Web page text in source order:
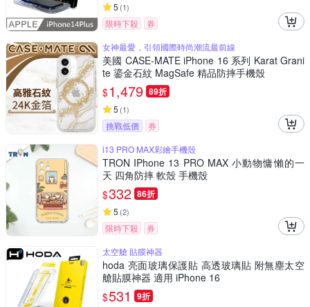
5 (1)
限時下殺
券
女神最愛，引領國際時尚潮流最前線
美國 CASE-MATE iPhone 16 系列 Karat Grani
te 鎏金石紋 MagSafe 精品防摔手機殼
$1,479 89折
5 (1)
挑戰低價
券
i13 PRO MAX彩繪手機殼
TRON IPhone 13 PRO MAX 小動物慵懶的一
天 四角防摔 軟殼 手機殼
$332 86折
5 (2)
限時下殺
券
太空艙 貼膜神器
hoda 亮面玻璃保護貼 高透玻璃貼 附無塵太空
艙貼膜神器 適用 iPhone 16
$531 9折